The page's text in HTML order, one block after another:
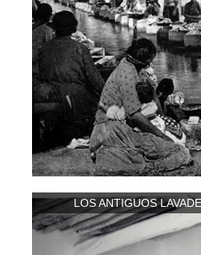
LOS ANTIGUOS